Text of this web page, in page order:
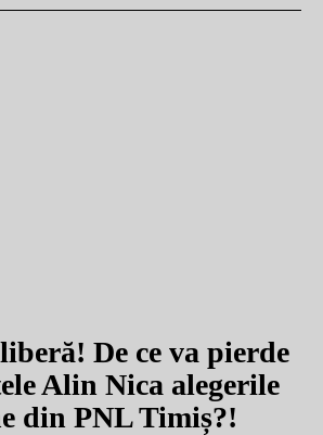
De ce va pierde
Alin Nica alegerile
din PNL Timiș?!